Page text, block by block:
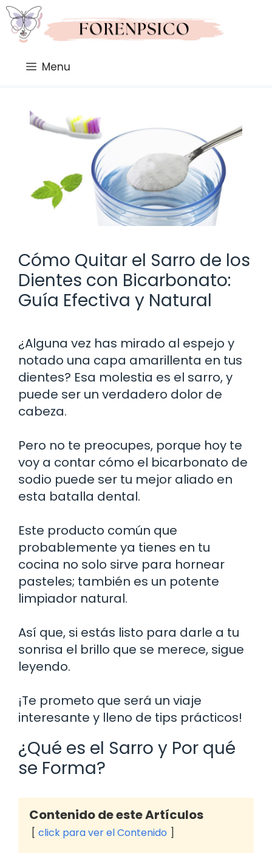
Saltar
al
contenido
Menu
Cómo Quitar el Sarro de los
Dientes con Bicarbonato:
Guía Efectiva y Natural
¿Alguna vez has mirado al espejo y
notado una capa amarillenta en tus
dientes? Esa molestia es el sarro, y
puede ser un verdadero dolor de
cabeza.
Pero no te preocupes, porque hoy te
voy a contar cómo el bicarbonato de
sodio puede ser tu mejor aliado en
esta batalla dental.
Este producto común que
probablemente ya tienes en tu
cocina no solo sirve para hornear
pasteles; también es un potente
limpiador natural.
Así que, si estás listo para darle a tu
sonrisa el brillo que se merece, sigue
leyendo.
¡Te prometo que será un viaje
interesante y lleno de tips prácticos!
¿Qué es el Sarro y Por qué
se Forma?
Contenido de este Artículos
click para ver el Contenido